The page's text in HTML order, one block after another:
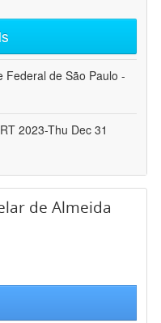
Federal de São Paulo -
2023-Thu Dec 31
de Almeida